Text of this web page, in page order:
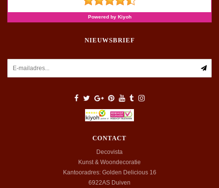
NIEUWSBRIEF
CONTACT
Decovista
Kunst & Woondecoratie
Kantooradres: Golden Delicious 16
6922AS Duiven